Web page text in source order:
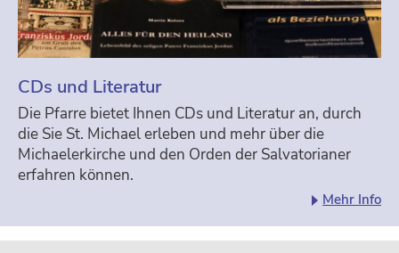
CDs und Literatur
Die Pfarre bietet Ihnen CDs und Literatur an, durch
die Sie St. Michael erleben und mehr über die
Michaelerkirche und den Orden der Salvatorianer
erfahren können.
Mehr Info